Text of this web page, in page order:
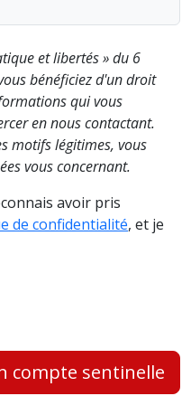
et libertés » du 6
bénéficiez d'un droit
qui vous
en nous contactant.
motifs légitimes, vous
vous concernant.
avoir pris
de confidentialité, et je
compte sentinelle